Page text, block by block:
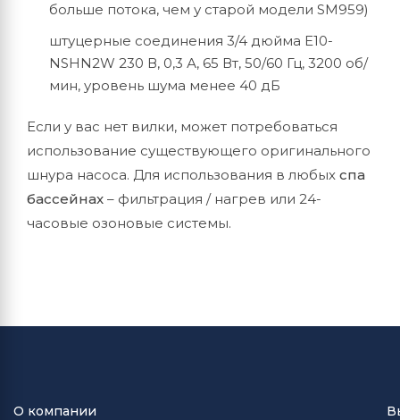
больше потока, чем у старой модели SM959)
штуцерные соединения 3/4 дюйма E10-
NSHN2W 230 В, 0,3 А, 65 Вт, 50/60 Гц, 3200 об/
мин, уровень шума менее 40 дБ
Если у вас нет вилки, может потребоваться
использование существующего оригинального
шнура насоса. Для использования в любых спа
бассейнах – фильтрация / нагрев или 24-
часовые озоновые системы.
О компании